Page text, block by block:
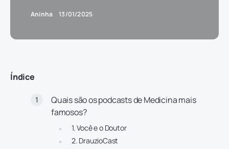
Aninha 13/01/2025
Índice
Quais são os podcasts de Medicina mais
famosos?
1. Você e o Doutor
2. DrauzioCast